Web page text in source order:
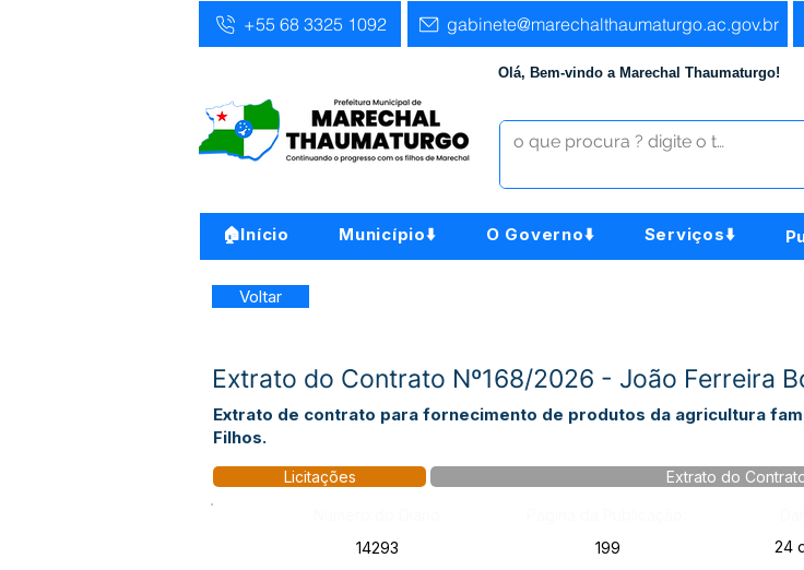
+55 68 3325 1092 gabinete@marechalthaumaturgo.ac.gov.br
Olá, Bem-vindo a Marechal Thaumaturgo!
🏠Início Município⬇️ O Governo⬇️ Serviços⬇️
Voltar
Extrato do Contrato Nº168/2026 - João Ferreira
Extrato de contrato para fornecimento de produtos da agricultura
Filhos.
Licitações Extrato do
14293
199 24